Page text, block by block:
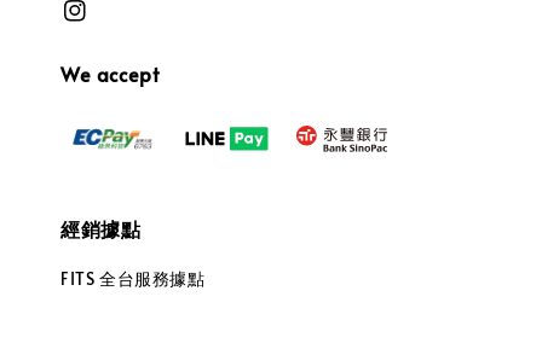
We accept
經銷據點
FITS 全台服務據點